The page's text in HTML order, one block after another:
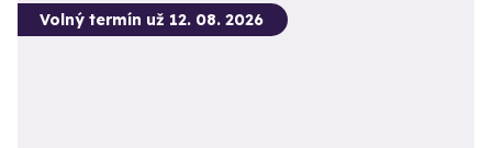
Volný termín už 12. 08. 2026